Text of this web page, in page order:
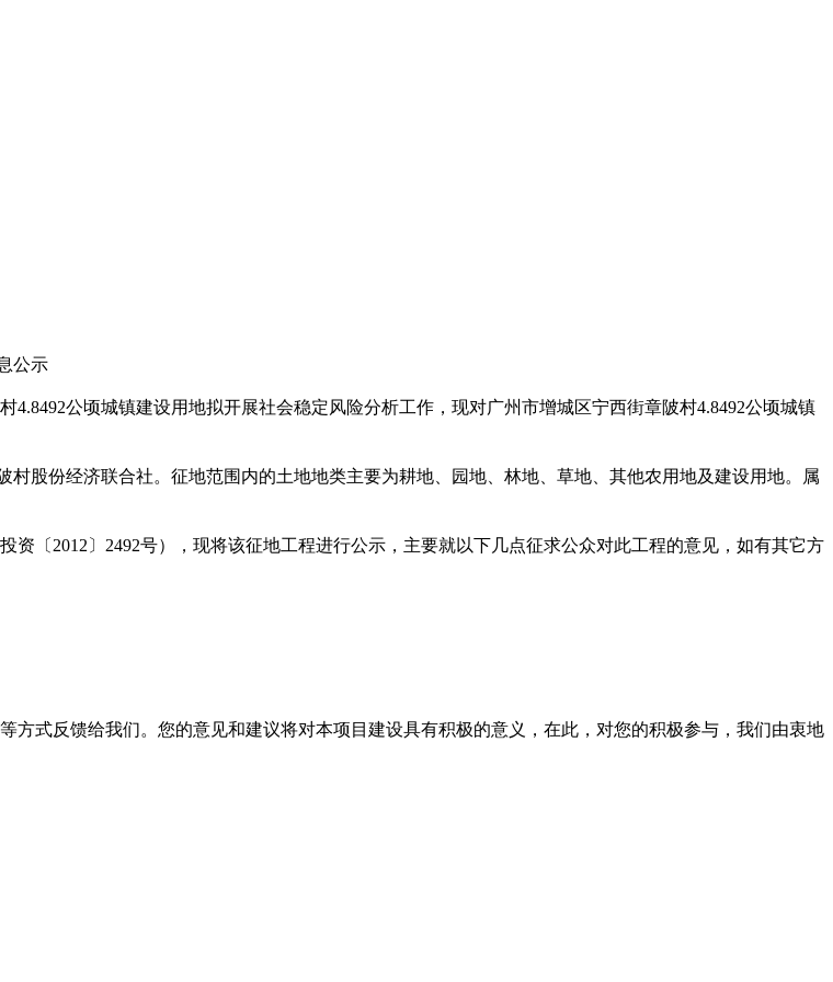
公示
公顷城镇建设用地拟开展社会稳定风险分析工作，现对广州市增城区宁西街章陂村4.8492公顷城镇
股份经济联合社。征地范围内的土地地类主要为耕地、园地、林地、草地、其他农用地及建设用地。属
〔2012〕2492号），现将该征地工程进行公示，主要就以下几点征求公众对此工程的意见，如有其它方
式反馈给我们。您的意见和建议将对本项目建设具有积极的意义，在此，对您的积极参与，我们由衷地